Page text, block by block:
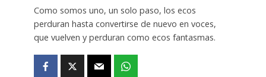
Como somos uno, un solo paso, los ecos
perduran hasta convertirse de nuevo en voces,
que vuelven y perduran como ecos fantasmas.